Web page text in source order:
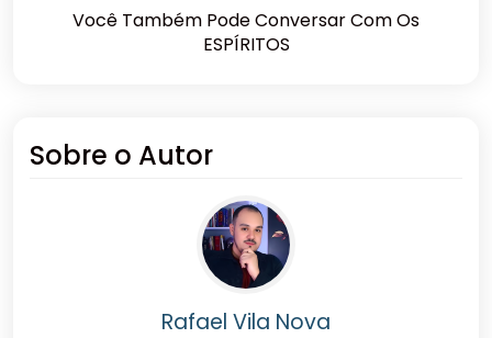
Você Também Pode Conversar Com Os
ESPÍRITOS
Sobre o Autor
Rafael Vila Nova